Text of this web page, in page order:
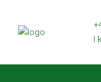
Wohnungen